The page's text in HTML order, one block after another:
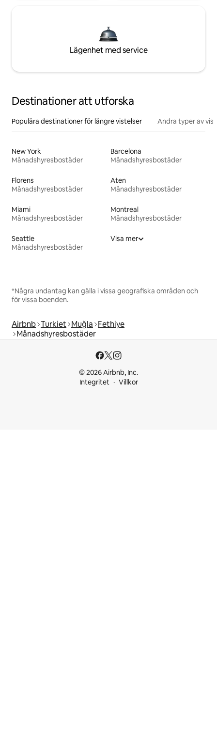
Lägenhet med service
Destinationer att utforska
Populära destinationer för längre vistelser Andra typer av
New York
Månadshyresbostäder
Barcelona
Månadshyresbostäder
Florens
Månadshyresbostäder
Aten
Månadshyresbostäder
Miami
Månadshyresbostäder
Montreal
Månadshyresbostäder
Seattle
Månadshyresbostäder
Visa mer
*Några undantag kan gälla i vissa geografiska områden och
för vissa boenden.
Airbnb Turkiet Muğla Fethiye
Månadshyresbostäder
© 2026 Airbnb, Inc.
Integritet
Villkor